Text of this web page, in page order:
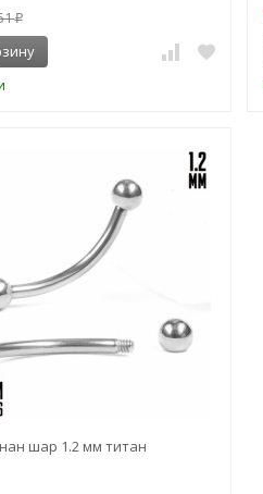
₽
шар 1.2 мм титан